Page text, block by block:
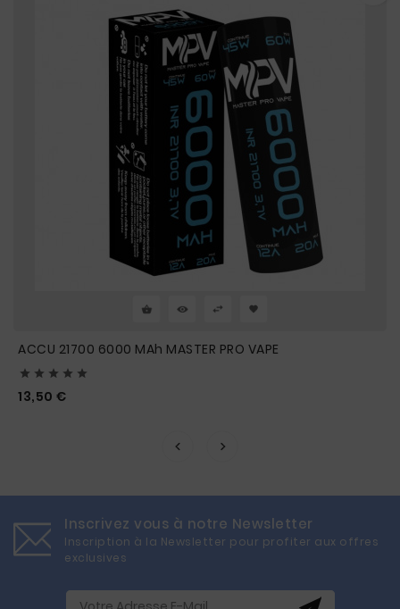
ACCU 21700 6000 MAh MASTER PRO VAPE
    
13,50 €
Inscrivez vous à notre Newsletter
Inscription à la Newsletter pour profiter aux offres
exclusives